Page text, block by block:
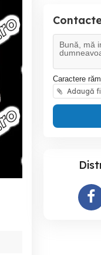
Caractere
Adaugă